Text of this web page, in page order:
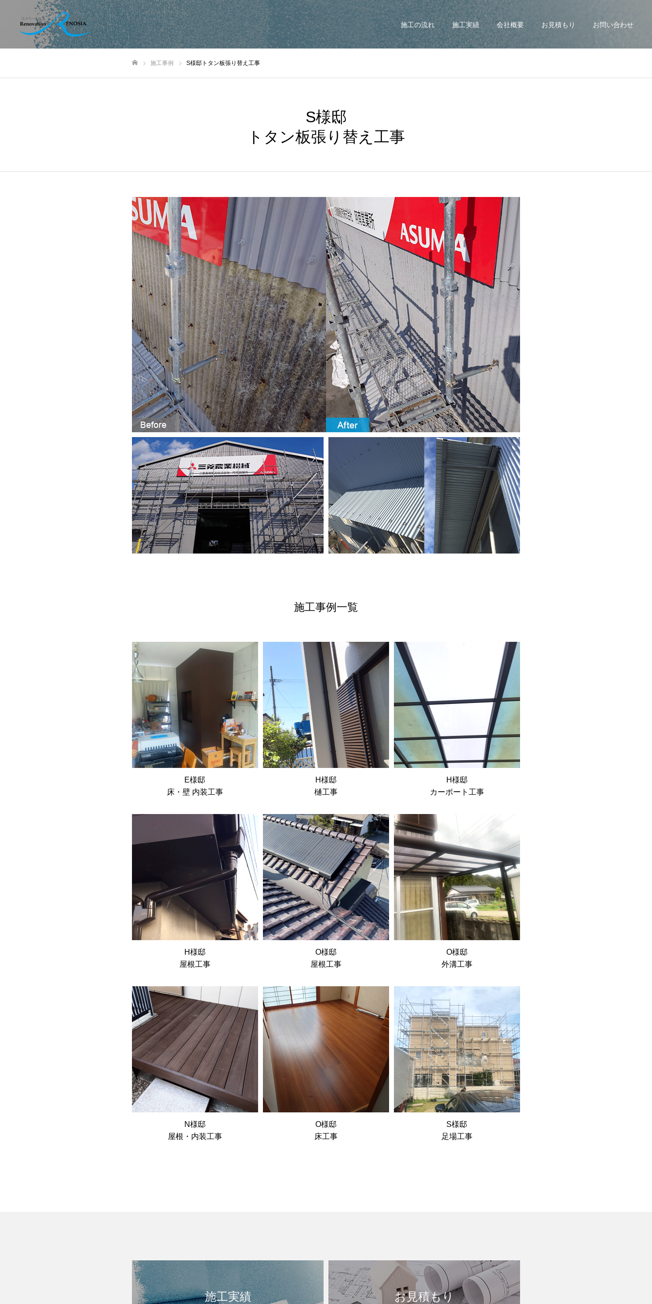
施工の流れ 施工実績 会社概要 お見積もり お問い合わせ
施工事例 S様邸トタン板張り替え工事
S様邸
トタン板張り替え工事
施工事例一覧
E様邸
床・壁 内装工事
H様邸
樋工事
H様邸
カーポート工事
H様邸
屋根工事
O様邸
屋根工事
O様邸
外溝工事
N様邸
屋根・内装工事
O様邸
床工事
S様邸
足場工事
施工実績 お見積もり